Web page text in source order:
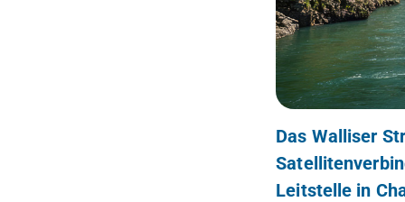
Das Walliser
Leitstelle in